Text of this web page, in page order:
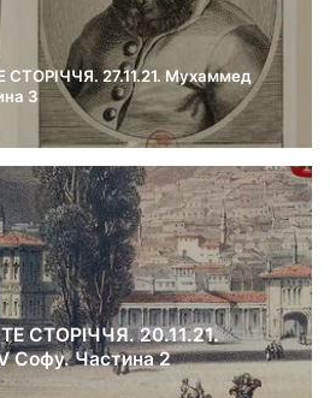
СТОРІЧЧЯ. 27.11.21. Мухаммед
3
СТОРІЧЧЯ. 20.11.21.
Софу. Частина 2